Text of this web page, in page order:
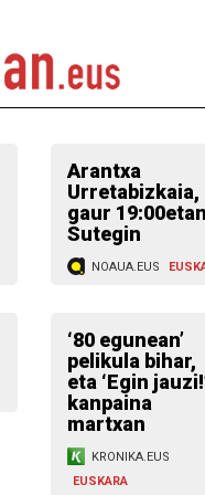
Arantxa
Urretabizkaia,
gaur 19:00etan
Sutegin
NOAUA.EUS
‘80 egunean’
pelikula bihar,
eta ‘Egin
kanpaina
martxan
KRONIKA.EUS
EUSKARA